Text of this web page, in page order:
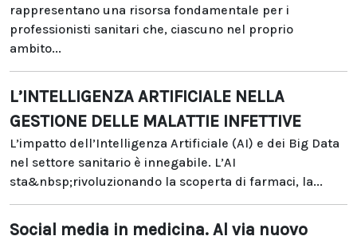
rappresentano una risorsa fondamentale per i
professionisti sanitari che, ciascuno nel proprio
ambito...
L’INTELLIGENZA ARTIFICIALE NELLA
GESTIONE DELLE MALATTIE INFETTIVE
L’impatto dell’Intelligenza Artificiale (AI) e dei Big Data
nel settore sanitario è innegabile. L’AI
sta&nbsp;rivoluzionando la scoperta di farmaci, la...
Social media in medicina. Al via nuovo